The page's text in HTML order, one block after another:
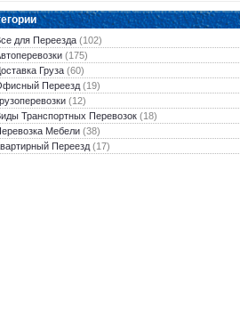
для Переезда (102)
(175)
Груза (60)
Переезд (19)
(12)
Транспортных Перевозок (18)
Мебели (38)
Переезд (17)